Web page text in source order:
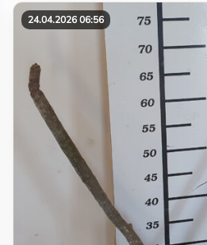
24.04.2026 06:56